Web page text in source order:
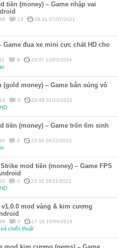
tiền (money) – Game nhập vai
13 09:41 07/07/2021
Game đua xe mini cực chất HD cho
9 23:07 12/03/2014
(gold money) – Game bắn súng vô
0 23:45 31/10/2022
tiền (money) – Game trốn tìm sinh
0 23:59 26/12/2022
mod tiền (money) – Game FPS
0 23:32 28/11/2021
mod vàng & kim cương
0 17:19 15/06/2019
chiến thuật